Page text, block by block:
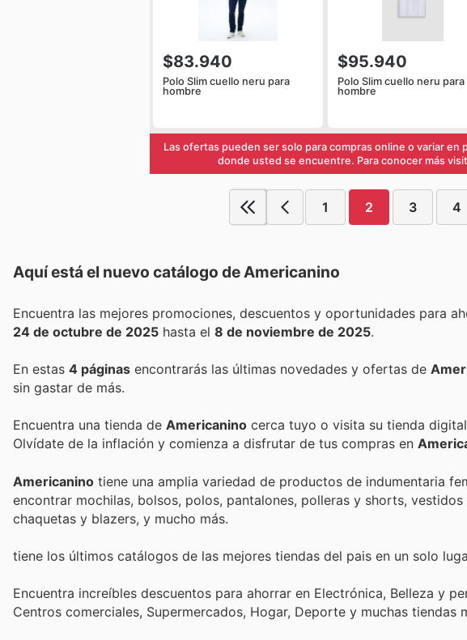
$83.940
Polo Slim cuello neru para
hombre
$95.940
Polo Slim cuello neru para
hombre
Las ofertas pueden ser solo para compras online o variar
donde usted se encuentre. Para conocer más
1 2 3 4
Aquí está el nuevo catálogo deAmericanino
Encuentra las mejores promociones,
24 de octubre de 2025 hasta el 8 de noviembre de 2025.
En estas 4 páginas encontrarás las últimas novedades y ofertas de
sin gastar de más.
Encuentra una tienda de Americanino cerca tuyo o visita su tienda
Olvídate de la inflación y comienza a disfrutar de tus compras en
Americanino tiene una amplia variedad de productos de indumentaria
encontrar mochilas, bolsos, polos, pantalones, polleras y shorts,
chaquetas y blazers, y mucho más.
tiene los últimos catálogos de las mejores tiendas del pais en un solo
Encuentra increíbles descuentos para ahorrar en Electrónica, Belleza y
Centros comerciales, Supermercados, Hogar, Deporte y muchas tiendas